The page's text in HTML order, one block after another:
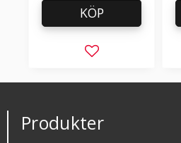
Lägg till i favoriter
KÖP
Produkter